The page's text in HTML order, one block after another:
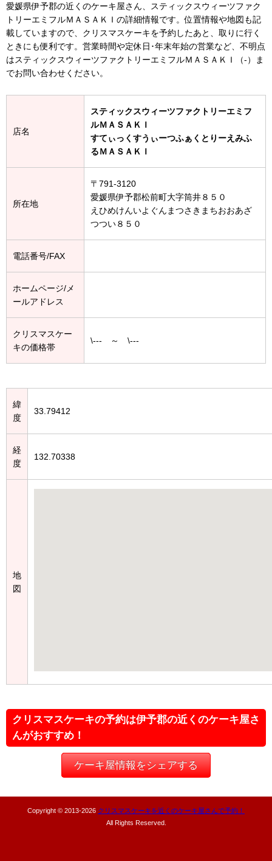
愛媛県伊予郡の近くのケーキ屋さん、スティックスウィーツファク
トリーエミフルＭＡＳＡＫＩの詳細情報です。位置情報や地図も記
載していますので、クリスマスケーキを予約したあと、取りに行く
ときにも便利です。営業時間や定休日･年末年始の営業など、不明点
はスティックスウィーツファクトリーエミフルＭＡＳＡＫＩ（-）ま
でお問い合わせください。
店名
スティックスウィーツファクトリーエミフ
ルＭＡＳＡＫＩ
すてぃっくすうぃーつふぁくとりーえみふ
るＭＡＳＡＫＩ
所在地
〒791-3120
愛媛県伊予郡松前町大字筒井８５０
えひめけんいよぐんまつさきまちおおあざ
つつい８５０
電話番号/FAX
ホームページ/メ
ールアドレス
クリスマスケー
キの価格帯
\--- ～ \---
緯
度
33.79412
経
度
132.70338
地
図
クリスマスケーキの予約は伊予郡の近くのケーキ屋さ
んがおすすめ！
ケーキ屋情報をシェアする
Copyright © 2013-2026 クリスマスケーキを近くのケーキ屋さんで予約！
All Rights Reserved.